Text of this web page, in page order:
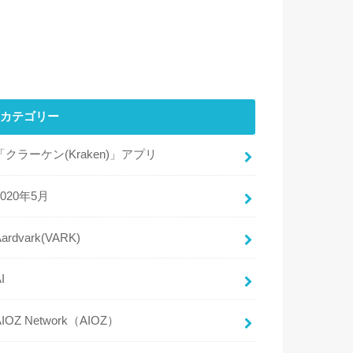
カテゴリー
クラーケン(Kraken)」アプリ
年5月
Network（AIOZ）